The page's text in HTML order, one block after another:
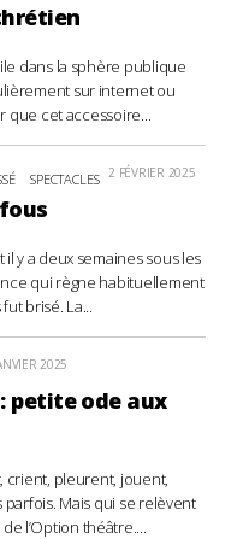
dans la sphère publique
sur internet ou
que cet accessoire...
SPECTACLES 2 FÉVRIER 2025
y a deux semaines sous les
qui règne habituellement
brisé. La...
2025
petite ode aux
crient, pleurent, jouent,
Mais qui se relèvent
l’Option théâtre....